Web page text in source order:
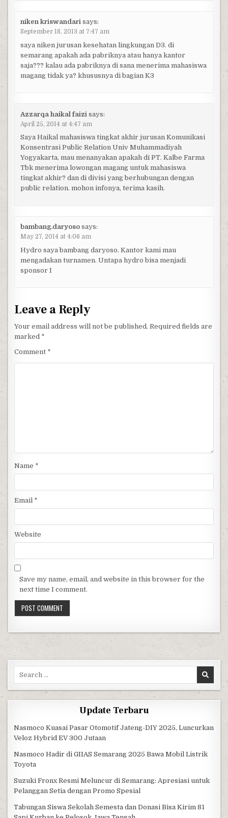
niken kriswandari says:
September 18, 2013 at 7:47 am
saya niken jurusan kesehatan lingkungan D3. di
semarang apakah ada pabriknya atau hanya kantor
saja??? kalau ada pabriknya di sana menerima mahasiswa
magang tidak ya? khususnya di bagian K3
Azzarqa haikal faizi says:
April 25, 2014 at 4:47 am
Saya Haikal mahasiswa tingkat akhir jurusan Komunikasi
Konsentrasi Public Relation Univ Muhammadiyah
Yogyakarta, mau menanyakan apakah di PT. Kalbe Farma
Tbk menerima lowongan magang untuk mahasiswa
tingkat akhir? dan di divisi yang berhubungan dengan
public relation. mohon infonya, terima kasih.
bambang.daryoso says:
May 27, 2014 at 4:06 am
Hydro saya bambang daryoso. Kantor kami mau
mengadakan turnamen. Untapa hydro bisa menjadi
sponsor I
Leave a Reply
Your email address will not be published. Required fields are
marked *
Comment *
Name *
Email *
Website
Save my name, email, and website in this browser for the
next time I comment.
Update Terbaru
Nasmoco Kuasai Pasar Otomotif Jateng-DIY 2025, Luncurkan
Veloz Hybrid EV 300 Jutaan
Nasmoco Hadir di GIIAS Semarang 2025 Bawa Mobil Listrik
Toyota
Suzuki Fronx Resmi Meluncur di Semarang: Apresiasi untuk
Pelanggan Setia dengan Promo Spesial
Tabungan Siswa Sekolah Semesta dan Donasi Bisa Kirim 81